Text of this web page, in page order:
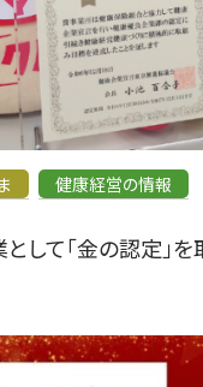
健康経営の情報
して「金の認定」